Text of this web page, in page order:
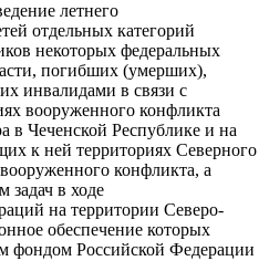
летнего
отдельных категорий
некоторых федеральных
погибших (умерших),
инвалидами в связи с
вооруженного конфликта
в Чеченской Республике и на
к ней территориях Северного
конфликта, а
задач в ходе
на территории Северо-
обеспечение которых
фондом Российской Федерации